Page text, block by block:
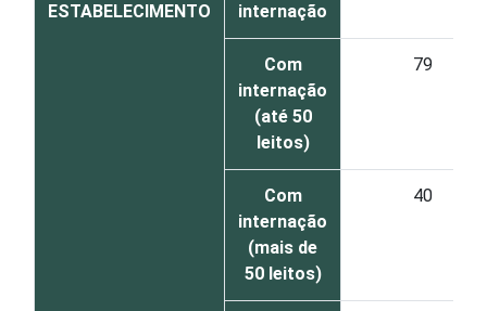
ESTABELECIMENTO
internação
Com
internação
(até 50
leitos)
79
Com
internação
(mais de
50 leitos)
40